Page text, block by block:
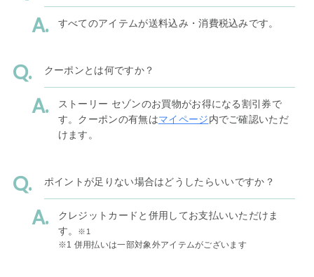
すべてのアイテムが送料込み・消費税込みです。
クーポンとは何ですか？
ストーリー セゾンのお買物がお得になる割引券で
す。クーポンの有無はマイページ内でご確認いただ
けます。
ポイントが足りない場合はどうしたらいいですか？
クレジットカードと併用してお支払いいただけま
す。
※1
※1 併用払いは一部対象外アイテムがございます